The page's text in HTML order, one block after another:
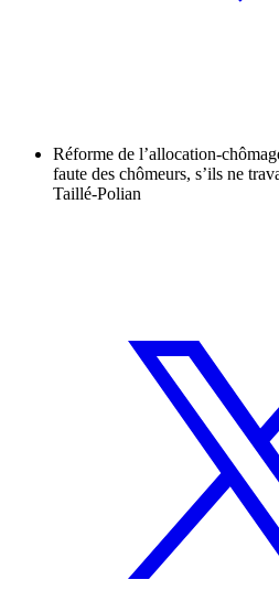
Réforme de l’allocation-
faute des chômeurs, s’ils ne
Taillé-Polian